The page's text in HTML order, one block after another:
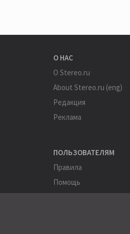
О НАС
О Stereo.ru
About Stereo.ru (eng)
Редакция
Реклама
ПОЛЬЗОВАТЕЛЯМ
Правила
Помощь